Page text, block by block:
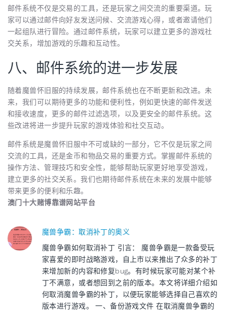
邮件系统不仅是交易的工具，还是玩家之间交流的重要渠道。玩
家可以通过邮件向好友发送问候、交流游戏心得，或者邀请他们
一起组队进行冒险。通过邮件系统，玩家可以建立更多的游戏社
交关系，增加游戏的乐趣和互动性。
八、邮件系统的进一步发展
随着魔兽怀旧服的持续发展，邮件系统也在不断更新和改进。未
来，我们可以期待更多的功能和便利性，例如更快速的邮件发送
和接收速度，更多的邮件过滤选项，以及更安全的邮件系统。这
些改进将进一步提升玩家的游戏体验和社交互动。
邮件系统是魔兽怀旧服中不可或缺的一部分，它不仅是玩家之间
交流的工具，还是金币和物品交易的重要方式。掌握邮件系统的
操作方法、管理技巧和安全性，能够帮助玩家更好地享受游戏，
建立更多的社交关系。我们也期待邮件系统在未来的发展中能够
带来更多的便利和乐趣。
澳门十大赌博靠谱网站平台
魔兽争霸：取消补丁的奥义
魔兽争霸如何取消补丁 引言： 魔兽争霸是一款备受玩
家喜爱的即时战略游戏，自上市以来推出了众多的补丁
来增加新的内容和修复bug。有时候玩家可能对某个补
丁不满意，或者想回到之前的版本。本文将详细介绍如
何取消魔兽争霸的补丁，以便玩家能够选择自己喜欢的
版本进行游戏。 一、备份游戏文件 在取消魔兽争霸的